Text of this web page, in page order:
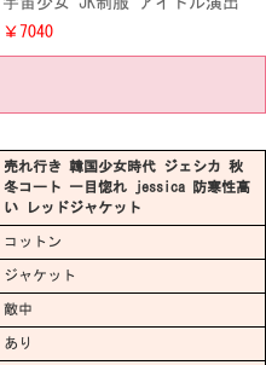
衣装 WJSN ライブ衣装 ダンス服
清楚可愛い 韓国学生制服
￥7040
売れ行き 韓国少女時代 ジェシカ 秋
冬コート 一目惚れ jessica 防寒性高
い レッドジャケット
コットン
ジャケット
敵中
あり